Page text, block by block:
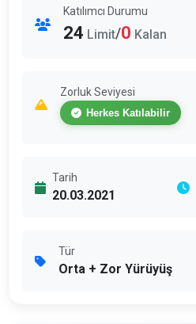
Katılımcı Durumu
24 Limit/0 Kalan
Zorluk Seviyesi
Herkes Katılabilir
Tarih
20.03.2021
Tür
Orta + Zor Yürüyüş